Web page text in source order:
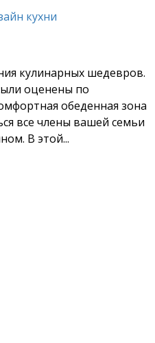
кухни
кулинарных шедевров.
оценены по
обеденная зона
все члены вашей семьи
В этой...